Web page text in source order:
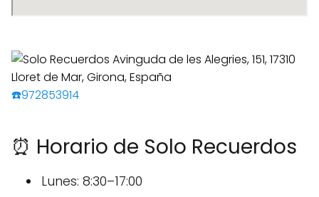
☎️972853914
⏰ Horario de Solo Recuerdos
Lunes: 8:30–17:00